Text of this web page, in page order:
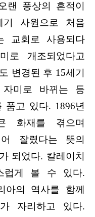
랜 풍상의 흔적이
기 사원으로 처음
교회로 사용되다
로 개조되었다고
변경된 후 15세기
미로 바뀌는 등
품고 있다. 1896년
화재를 겪으며
잘렸다는 뜻의
되었다. 칼레이치
럽게 볼 수 있다.
아의 역사를 함께
자리하고 있다.